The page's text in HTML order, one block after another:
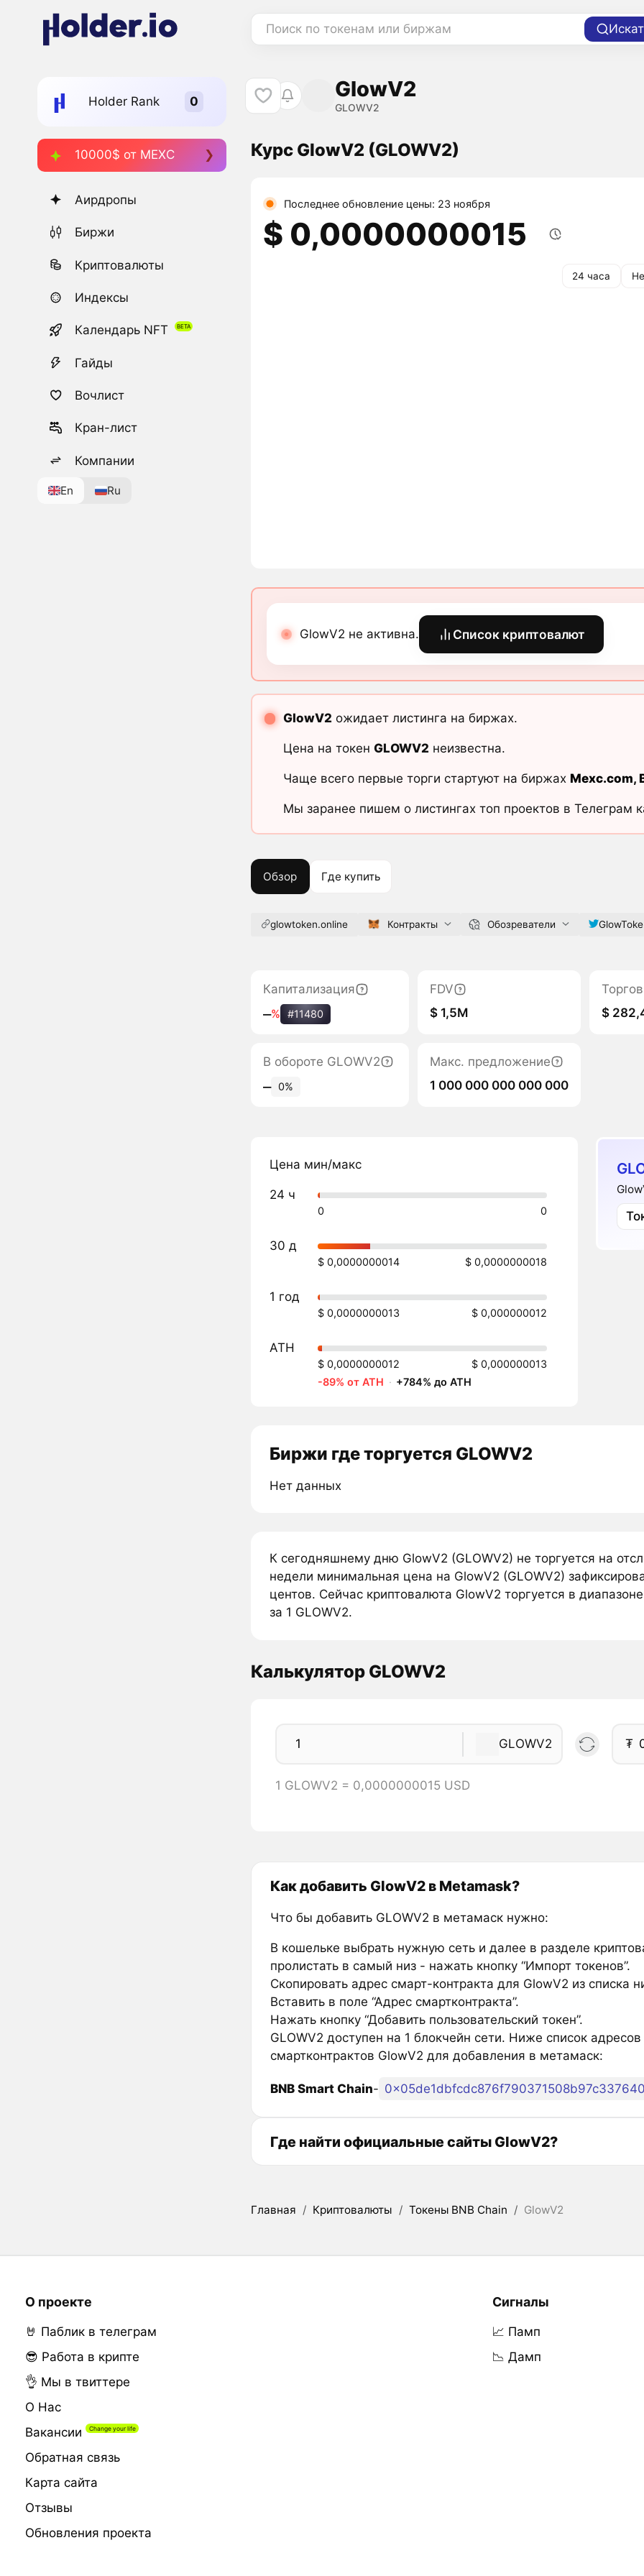
Поиск по токенам или биржам
Holder Rank
10000$ от MEXC
Аирдропы
Биржи
Криптовалюты
Индексы
Календарь NFT
Гайды
Вочлист
Кран-лист
Компании
En Ru
GlowV2
GLOWV2
Курс GlowV2 (GLOWV2)
Последнее обновление цены: 23 ноября
$ 0,0000000015
24 часа
GlowV2 не активна. Список криптовалют
GlowV2 ожидает листинга на биржах.
Цена на токен GLOWV2 неизвестна.
Чаще всего первые торги стартуют на биржах Mexc.com,
Мы заранее пишем о листингах топ проектов в Телеграм
Обзор Где купить
glowtoken.online Контракты Обозреватели
Капитализация
‒% #11480
FDV
$ 1,5M
$
В обороте GLOWV2
‒ 0%
Макс. предложение
1 000 000 000 000 000
Цена мин/макс
24 ч
0 0
30 д
$ 0,0000000014 $ 0,0000000018
1 год
$ 0,0000000013 $ 0,000000012
ATH
$ 0,0000000012
$ 0,000000013
-89% от ATH · +784% до ATH
Биржи где торгуется GLOWV2
Нет данных
К сегодняшнему дню GlowV2 (GLOWV2) не торгуется на
недели минимальная цена на GlowV2 (GLOWV2)
центов. Сейчас криптовалюта GlowV2 торгуется в
за 1 GLOWV2.
Калькулятор GLOWV2
GLOWV2 ₮
1 GLOWV2 = 0,0000000015 USD
Как добавить GlowV2 в Metamask?
Что бы добавить GLOWV2 в метамаск нужно:
В кошельке выбрать нужную сеть и далее в разделе
пролистать в самый низ - нажать кнопку “Импорт токенов”.
Скопировать адрес смарт-контракта для GlowV2 из списка
Вставить в поле “Адрес смартконтракта”.
Нажать кнопку “Добавить пользовательский токен”.
GLOWV2 доступен на 1 блокчейн сети. Ниже список адресов
смартконтрактов GlowV2 для добавления в метамаск:
BNB Smart Chain-
Где найти официальные сайты GlowV2?
Главная / Криптовалюты / Токены BNB Chain / GlowV2
О проекте
🤘 Паблик в телеграм
😎 Работа в крипте
👌 Мы в твиттере
О Нас
Вакансии
Обратная связь
Карта сайта
Отзывы
Обновления проекта
Сигналы
📈 Памп
📉 Дамп